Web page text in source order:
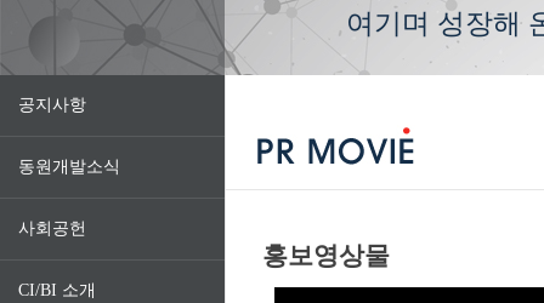
공지사항
동원개발소식
사회공헌
CI/BI 소개
여기며 성장해
홍보영상물